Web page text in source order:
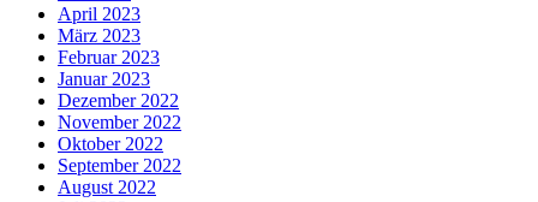
April 2023
März 2023
Februar 2023
Januar 2023
Dezember 2022
November 2022
Oktober 2022
September 2022
August 2022